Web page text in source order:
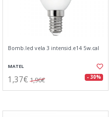
Bomb.led vela 3 intensid.e14 5w.cal
MATEL
1,37€ 1,96€ - 30%